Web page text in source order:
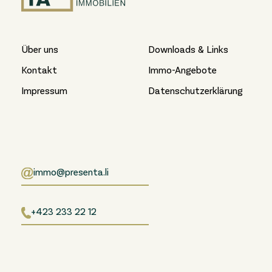
Über uns
Kontakt
Impressum
Downloads & Links
Immo-Angebote
Datenschutzerklärung
immo@presenta.li
+423 233 22 12